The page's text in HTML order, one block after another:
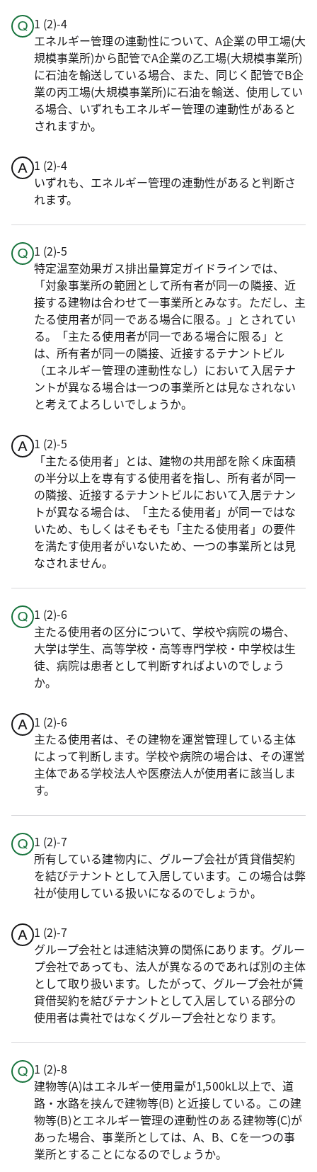
1 (2)-4
エネルギー管理の連動性について、A企業の甲工場(大
規模事業所)から配管でA企業の乙工場(大規模事業所)
に石油を輸送している場合、また、同じく配管でB企
業の丙工場(大規模事業所)に石油を輸送、使用してい
る場合、いずれもエネルギー管理の連動性があると
されますか。
1 (2)-4
いずれも、エネルギー管理の連動性があると判断さ
れます。
1 (2)-5
特定温室効果ガス排出量算定ガイドラインでは、
「対象事業所の範囲として所有者が同一の隣接、近
接する建物は合わせて一事業所とみなす。ただし、主
たる使用者が同一である場合に限る。」とされてい
る。「主たる使用者が同一である場合に限る」と
は、所有者が同一の隣接、近接するテナントビル
（エネルギー管理の連動性なし）において入居テナ
ントが異なる場合は一つの事業所とは見なされない
と考えてよろしいでしょうか。
1 (2)-5
「主たる使用者」とは、建物の共用部を除く床面積
の半分以上を専有する使用者を指し、所有者が同一
の隣接、近接するテナントビルにおいて入居テナン
トが異なる場合は、「主たる使用者」が同一ではな
いため、もしくはそもそも「主たる使用者」の要件
を満たす使用者がいないため、一つの事業所とは見
なされません。
1 (2)-6
主たる使用者の区分について、学校や病院の場合、
大学は学生、高等学校・高等専門学校・中学校は生
徒、病院は患者として判断すればよいのでしょう
か。
1 (2)-6
主たる使用者は、その建物を運営管理している主体
によって判断します。学校や病院の場合は、その運営
主体である学校法人や医療法人が使用者に該当しま
す。
1 (2)-7
所有している建物内に、グループ会社が賃貸借契約
を結びテナントとして入居しています。この場合は弊
社が使用している扱いになるのでしょうか。
1 (2)-7
グループ会社とは連結決算の関係にあります。グルー
プ会社であっても、法人が異なるのであれば別の主体
として取り扱います。したがって、グループ会社が賃
貸借契約を結びテナントとして入居している部分の
使用者は貴社ではなくグループ会社となります。
1 (2)-8
建物等(A)はエネルギー使用量が1,500kL以上で、道
路・水路を挟んで建物等(B) と近接している。この建
物等(B)とエネルギー管理の連動性のある建物等(C)が
あった場合、事業所としては、A、B、Cを一つの事
業所とすることになるのでしょうか。